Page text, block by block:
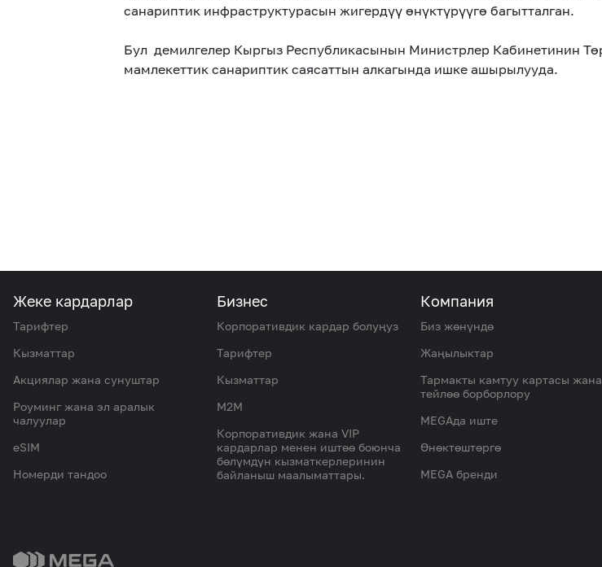
санариптик инфраструктурасын жигердүү өнүктүрүүгө багытталган.
Бул демилгелер Кыргыз Республикасынын Министрлер Кабинетинин
мамлекеттик санариптик саясаттын алкагында ишке ашырылууда.
Жеке кардарлар
Тарифтер
Кызматтар
Акциялар жана сунуштар
Роуминг жана эл аралык
чалуулар
eSIM
Номерди тандоо
Бизнес
Корпоративдик кардар болуңуз
Тарифтер
Кызматтар
M2M
Корпоративдик жана VIP
кардарлар менен иштөө боюнча
бөлүмдүн кызматкерлеринин
байланыш маалыматтары.
Компания
Биз жөнүндө
Жаңылыктар
Тармакты камтуу картасы жана
тейлөө борборлору
MEGAда иште
Өнөктөштөргө
MEGA бренди